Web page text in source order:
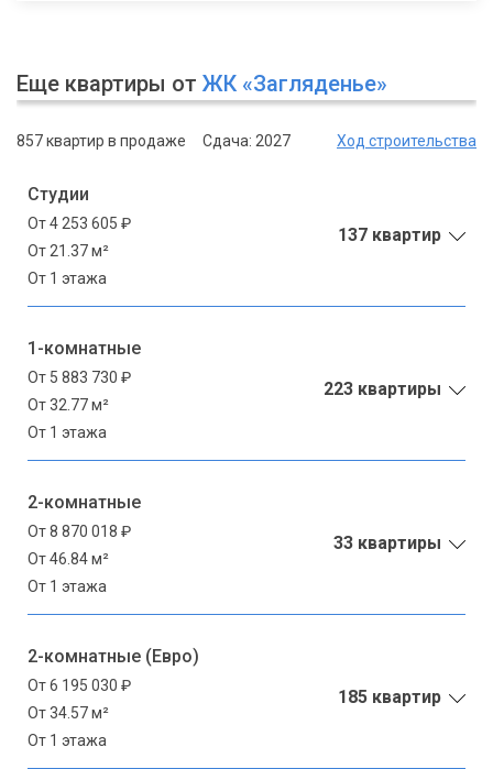
Еще квартиры от ЖК «Загляденье»
857 квартир в продаже Сдача: 2027 Ход строительства
Студии
От 4 253 605 ₽
От 21.37 м²
От 1 этажа
137 квартир
1-комнатные
От 5 883 730 ₽
От 32.77 м²
От 1 этажа
223 квартиры
2-комнатные
От 8 870 018 ₽
От 46.84 м²
От 1 этажа
33 квартиры
2-комнатные (Евро)
От 6 195 030 ₽
От 34.57 м²
От 1 этажа
185 квартир